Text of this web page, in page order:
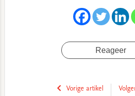
Reageer
Vorige artikel